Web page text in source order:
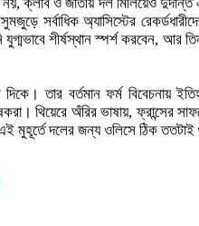
সর্বাধিক অ্যাসিস্টের
শীর্ষস্থান স্পর্শ করবেন, আর
তার বর্তমান ফর্ম বিবেচনায়
থিয়েরে অঁরির ভাষায়, ফ্রান্সের
মুহূর্তে দলের জন্য ওলিসে ঠিক